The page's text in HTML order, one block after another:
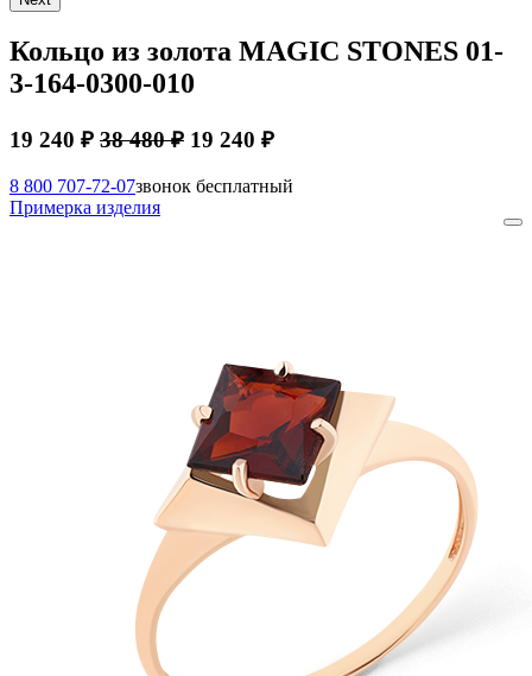
Кольцо из золота MAGIC STONES 01-
3-164-0300-010
19 240 ₽ 38 480 ₽ 19 240 ₽
8 800 707-72-07звонок бесплатный
Примерка изделия